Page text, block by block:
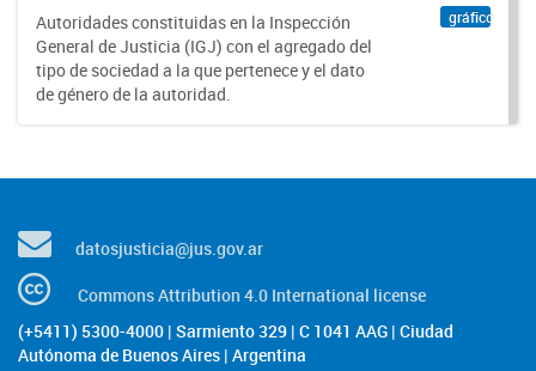
Autoridades constituidas en la Inspección
General de Justicia (IGJ) con el agregado del
tipo de sociedad a la que pertenece y el dato
de género de la autoridad.
gráfico
datosjusticia@jus.gov.ar
Commons Attribution 4.0 International license
(+5411) 5300-4000 | Sarmiento 329 | C 1041 AAG | Ciudad
Autónoma de Buenos Aires | Argentina